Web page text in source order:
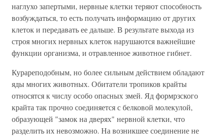
наглухо запертыми, нервные клетки теряют способность
возбуждаться, то есть получать информацию от других
клеток и передавать ее дальше. В результате выхода из
строя многих нервных клеток нарушаются важнейшие
функции организма, и отравленное животное гибнет.
Курареподобным, но более сильным действием обладают
яды многих животных. Обитатели тропиков крайты
относятся к числу особо опасных змей. Яд формрзского
крайта так прочно соединяется с белковой молекулой,
образующей "замок на дверях" нервной клетки, что
разделить их невозможно. На возникшее соединение не